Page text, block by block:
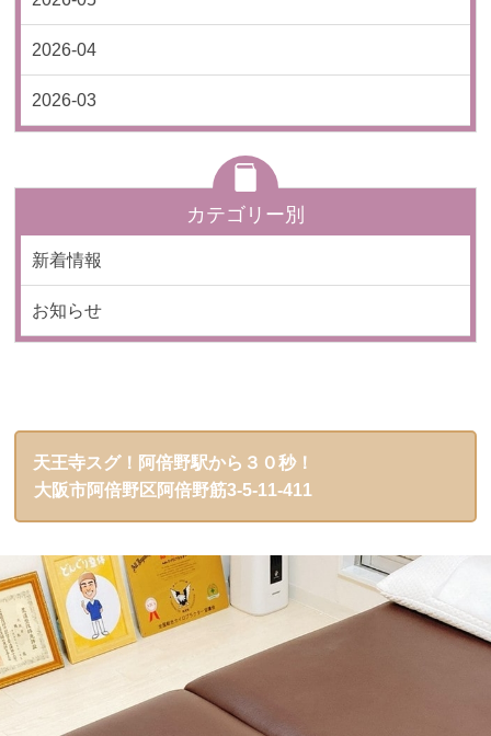
2026-04
2026-03
カテゴリー別
新着情報
お知らせ
天王寺スグ！阿倍野駅から３０秒！
大阪市阿倍野区阿倍野筋3-5-11-411